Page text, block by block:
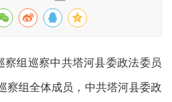
察组巡察中共塔河县委政法委员
察组全体成员，中共塔河县委政